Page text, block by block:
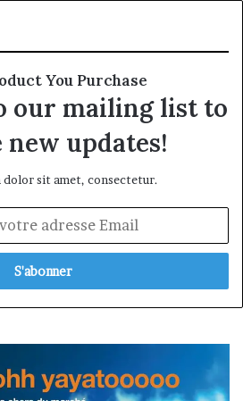
You Purchase
our mailing list to
new updates!
dolor sit amet, consectetur.